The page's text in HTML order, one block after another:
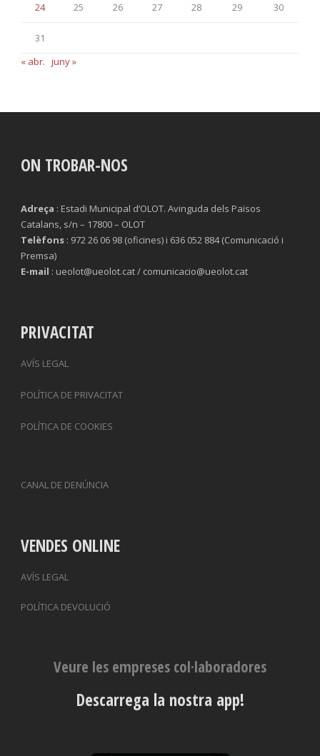
24 25 26 27 28 29 30
31
« abr. juny »
ON TROBAR-NOS
Adreça : Estadi Municipal d’OLOT. Avinguda dels Països
Catalans, s/n – 17800 – OLOT
Telèfons : 972 26 06 98 (oficines) i 636 052 884 (Comunicació i
Premsa)
E-mail : ueolot@ueolot.cat / comunicacio@ueolot.cat
PRIVACITAT
AVÍS LEGAL
POLÍTICA DE PRIVACITAT
POLÍTICA DE COOKIES
CANAL DE DENÚNCIA
VENDES ONLINE
AVÍS LEGAL
POLÍTICA DEVOLUCIÓ
Veure les empreses col·laboradores
Descarrega la nostra app!